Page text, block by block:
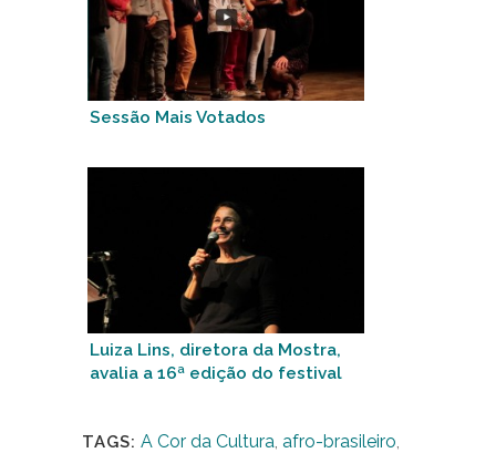
Sessão Mais Votados
Luiza Lins, diretora da Mostra,
avalia a 16ª edição do festival
TAGS: A Cor da Cultura, afro-brasileiro,